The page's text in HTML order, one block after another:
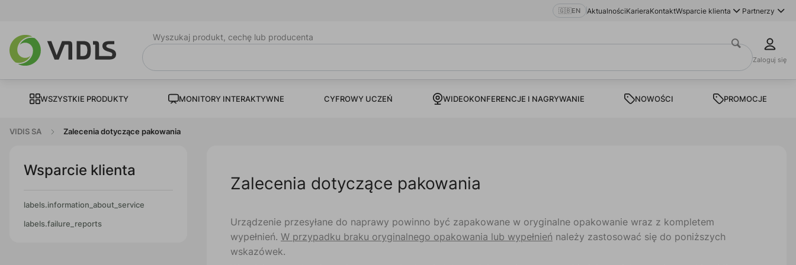
🇬🇧EN AktualnościKarieraKontaktWsparcie klienta Partnerzy
Wyszukaj produkt, cechę lub producenta
Zaloguj się
WSZYSTKIE PRODUKTY MONITORY INTERAKTYWNE CYFROWY UCZEŃ WIDEOKONFERENCJE I NAGRYWANIE NOWOŚCI PROMOCJE
VIDIS SA Zalecenia dotyczące pakowania
Wsparcie klienta
labels.information_about_service
labels.failure_reports
Zalecenia dotyczące pakowania
Urządzenie przesyłane do naprawy powinno być zapakowane w oryginalne opakowanie wraz z kompletem
wypełnień. W przypadku braku oryginalnego opakowania lub wypełnień należy zastosować się do poniższych
wskazówek.